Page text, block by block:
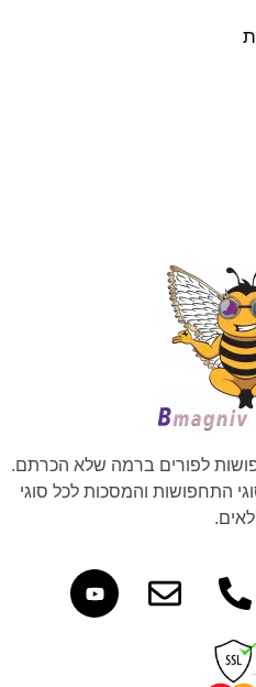
לפורים ברמה שלא הכרתם.
התחפושות והמסכות לכל סוגי